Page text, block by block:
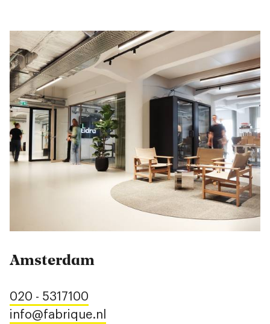
Amsterdam
020 - 5317100
info@fabrique.nl